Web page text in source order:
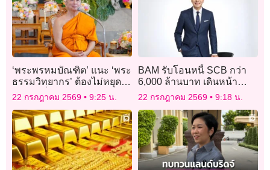
‘พระพรหมบัณฑิต’ แนะ ‘พระ
ธรรมวิทยากร’ ต้องไม่หยุด
เรียนรู้เพิ่มทักษะเผยแผ่
ธรรมะ
22 กรกฎาคม 2569 9:25 น.
BAM รับโอนหนี้ SCB กว่า
6,000 ล้านบาท เดินหน้า
ขยายพอร์ตสินทรัพย์
22 กรกฎาคม 2569 9:18 น.